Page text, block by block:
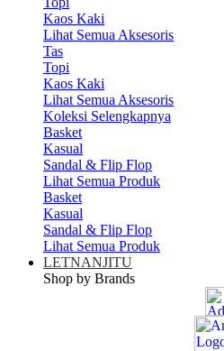
Kaos Kaki
Lihat Semua Aksesoris
Tas
Topi
Kaos Kaki
Lihat Semua Aksesoris
Koleksi Selengkapnya
Basket
Kasual
Sandal & Flip Flop
Lihat Semua Produk
Basket
Kasual
Sandal & Flip Flop
Lihat Semua Produk
LETNANJITU
Shop by Brands